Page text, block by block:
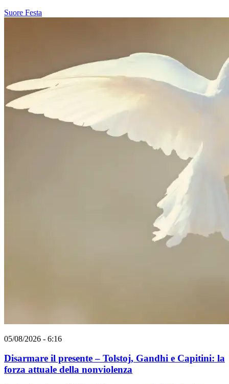
Suore Festa
05/08/2026 - 6:16
Disarmare il presente – Tolstoj, Gandhi e Capitini: la
forza attuale della nonviolenza